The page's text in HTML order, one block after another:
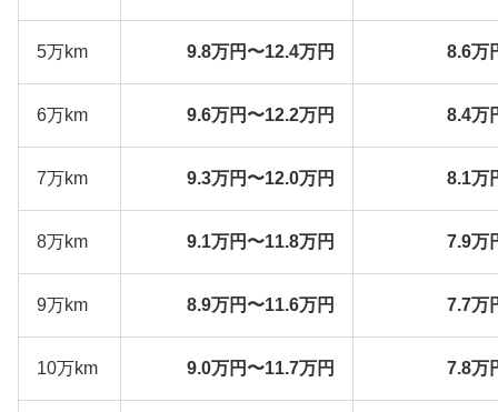
5万km 9.8万円〜12.4万円 8.6万
6万km 9.6万円〜12.2万円 8.4万
7万km 9.3万円〜12.0万円 8.1万
8万km 9.1万円〜11.8万円 7.9万
9万km 8.9万円〜11.6万円 7.7万
10万km 9.0万円〜11.7万円 7.8万